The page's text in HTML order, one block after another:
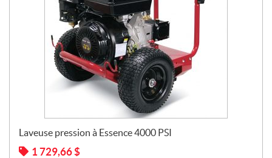
Laveuse pression à Essence 4000 PSI
1 729,66$